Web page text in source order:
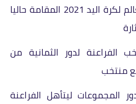
شهدت نتائج كاس العالم لكرة اليد 2021 المقامة حاليا
الفراعنة لدور الثمانية من
منتخب
المجموعات ليتأهل الفراعنة